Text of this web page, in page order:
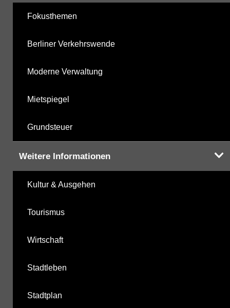
Fokusthemen
Berliner Verkehrswende
Moderne Verwaltung
Mietspiegel
Grundsteuer
Weitere Informationen
Kultur & Ausgehen
Tourismus
Wirtschaft
Stadtleben
Stadtplan